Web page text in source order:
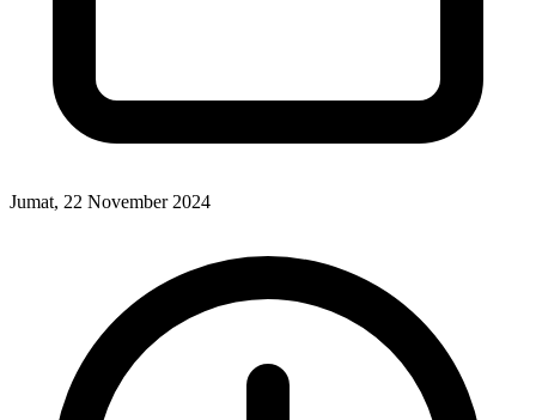
Jumat, 22 November 2024